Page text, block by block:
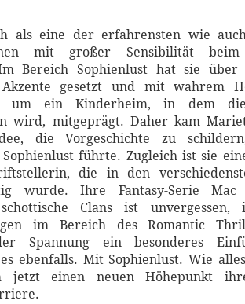
als eine der erfahrensten wie
mit großer Sensibilität
Bereich Sophienlust hat sie über
Akzente gesetzt und mit wahrem
um ein Kinderheim, in dem die
wird, mitgeprägt. Daher kam
die Vorgeschichte zu
führte. Zugleich ist sie
die in den
wurde. Ihre Fantasy-Serie
Clans ist unvergessen,
im Bereich des Romantic
Spannung ein besonderes
ebenfalls. Mit Sophienlust. Wie
jetzt einen neuen Höhepunkt